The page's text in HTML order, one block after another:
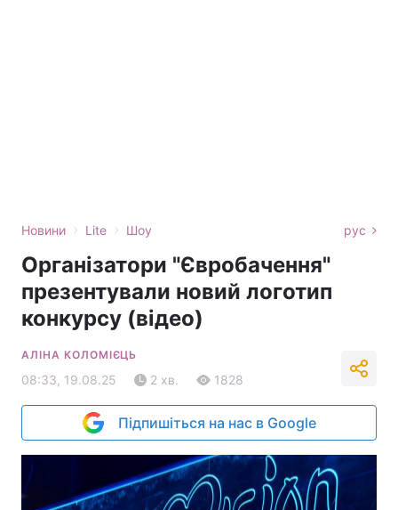
Новини › Lite › Шоу рус
Організатори "Євробачення"
презентували новий логотип
конкурсу (відео)
АЛІНА КОЛОМІЄЦЬ
08:33, 19.08.25 2 хв. 1828
Підпишіться на нас в Google